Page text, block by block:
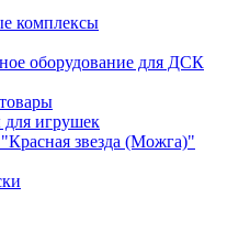
комплексы
оборудование для ДСК
игрушек
звезда (Можга)"